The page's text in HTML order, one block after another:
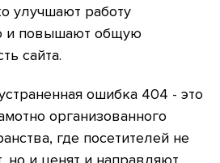
улучшают работу
и повышают общую
сайта.
ошибка 404 - это
организованного
где посетителей не